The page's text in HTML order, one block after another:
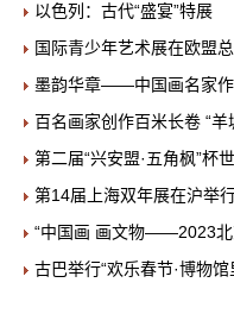
以色列：古代“盛宴”特展
国际青少年艺术展在欧盟
墨韵华章——中国画名家作
百名画家创作百米长卷 “羊
第二届“兴安盟·五角枫”杯
第14届上海双年展在沪举
“中国画 画文物——2023北
古巴举行“欢乐春节·博物